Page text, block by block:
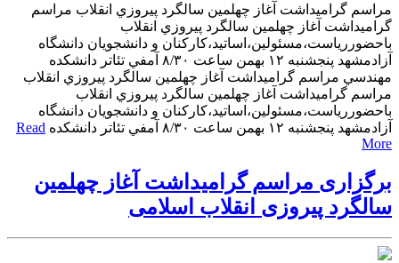
مراسم گراميداشت آغاز چهلمين سالگرد پيروزي انقلاب مراسم
گراميداشت آغاز چهلمين سالگرد پيروزي انقلاب
باحضوررياست،مسئولين،اساتيد،كاركنان و دانشجويان دانشگاه
آزادمشهد پنجشنبه ١٢ بهمن ساعت ٨/٣٠ آمفي تئاتر دانشكده
مهندسي مراسم گراميداشت آغاز چهلمين سالگرد پيروزي انقلاب
مراسم گراميداشت آغاز چهلمين سالگرد پيروزي انقلاب
باحضوررياست،مسئولين،اساتيد،كاركنان و دانشجويان دانشگاه
آزادمشهد پنجشنبه ١٢ بهمن ساعت ٨/٣٠ آمفي تئاتر دانشكده
Read
More
برگزاری مراسم گراميداشت آغاز چهلمين
سالگرد پيروزی انقلاب اسلامی